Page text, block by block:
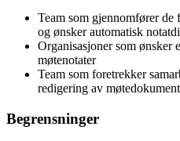
Team som gjennomfører de
og ønsker automatisk
Organisasjoner som ønsker
møtenotater
Team som foretrekker
redigering av
Begrensninger